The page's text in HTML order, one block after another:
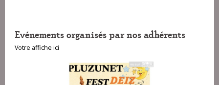
Evénements organisés par nos adhérents
Votre affiche ici